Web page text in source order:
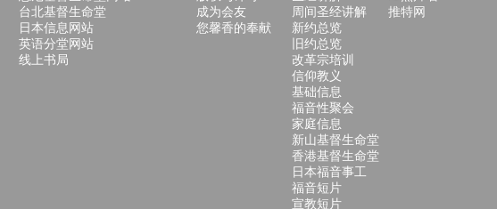
台北基督生命堂
成为会友 周间圣经讲解 推特网
日本信息网站
您馨香的奉献 新约总览
英语分堂网站
旧约总览
线上书局
改革宗培训
信仰教义
基础信息
福音性聚会
家庭信息
新山基督生命堂
香港基督生命堂
日本福音事工
福音短片
宣教短片